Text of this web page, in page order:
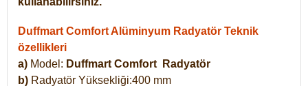
Duffmart Comfort Alüminyum Radyatör Teknik
özellikleri
a) Model: Duffmart Comfort
Radyatör
b) Radyatör Yüksekliği:400 mm